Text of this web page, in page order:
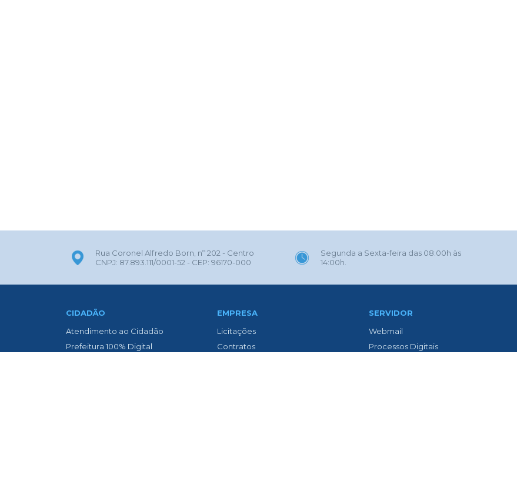
Rua Coronel Alfredo Born, nº 202 - Centro
CNPJ: 87.893.111/0001-52 - CEP: 96170-000
Segunda a Sexta-feira das 08:00h às
14:00h.
CIDADÃO
Atendimento ao Cidadão
Prefeitura 100% Digital
EMPRESA
Licitações
Contratos
SERVIDOR
Webmail
Processos Digitais